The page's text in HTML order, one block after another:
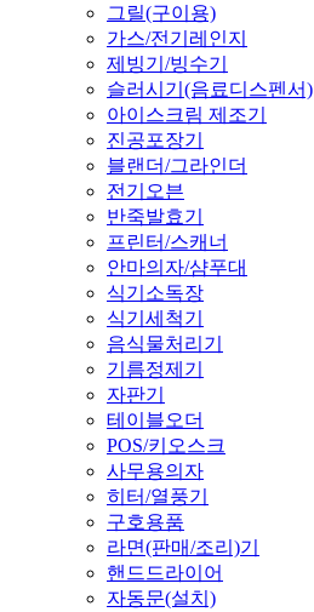
그릴(구이용)
가스/전기레인지
제빙기/빙수기
슬러시기(음료디스펜서)
아이스크림 제조기
진공포장기
블랜더/그라인더
전기오븐
반죽발효기
프린터/스캐너
안마의자/샴푸대
식기소독장
식기세척기
음식물처리기
기름정제기
자판기
테이블오더
POS/키오스크
사무용의자
히터/열풍기
구호용품
라면(판매/조리)기
핸드드라이어
자동문(설치)